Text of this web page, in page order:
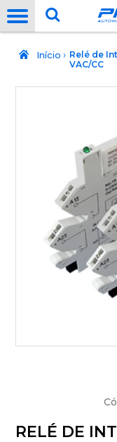
Início › Relé de
VAC/CC
RELÉ DE